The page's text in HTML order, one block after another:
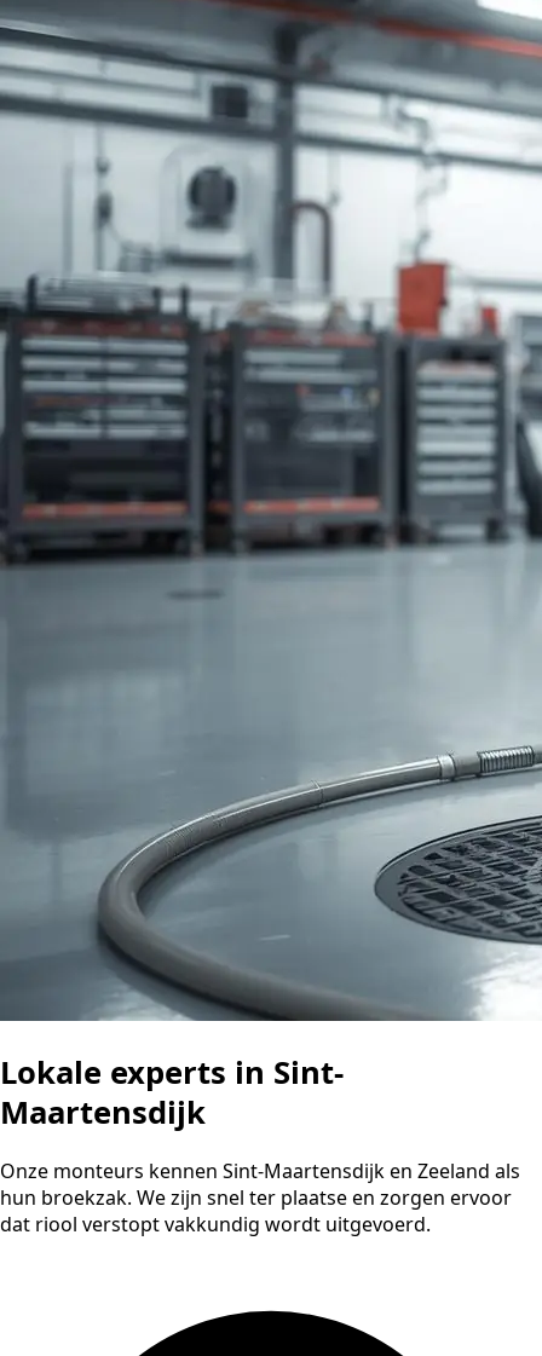
Lokale experts in Sint-
Maartensdijk
Onze monteurs kennen Sint-Maartensdijk en Zeeland als
hun broekzak. We zijn snel ter plaatse en zorgen ervoor
dat riool verstopt vakkundig wordt uitgevoerd.